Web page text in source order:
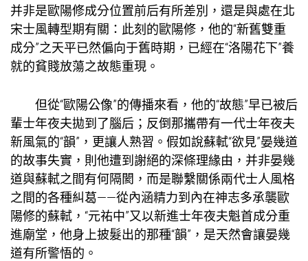
并非是歐陽修成分位置前后有所差別，還是與處在北
宋士風轉型期有關：此刻的歐陽修，他的“新舊雙重
成分”之天平已然偏向于舊時期，已經在“洛陽花下”養
就的貧賤放蕩之故態重現。
但從“歐陽公像”的傳播來看，他的“故態”早已被后
輩士年夜夫拋到了腦后；反倒那攜帶有一代士年夜夫
新風氣的“韻”，更讓人熟習。假如說蘇軾“欲見”晏幾道
的故事失實，則他遭到謝絕的深條理緣由，并非晏幾
道與蘇軾之間有何隔閡，而是聯繫關係兩代士人風格
之間的各種糾葛——從內涵精力到內在神志多承襲歐
陽修的蘇軾，“元祐中”又以新進士年夜夫魁首成分重
進廟堂，他身上披髮出的那種“韻”，是天然會讓晏幾
道有所警悟的。